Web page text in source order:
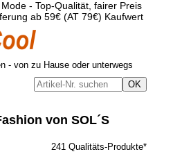
- Top-Qualität, fairer Preis
ab 59€ (AT 79€) Kaufwert
- von zu Hause oder unterwegs
von SOL´S
241 Qualitäts-Produkte*